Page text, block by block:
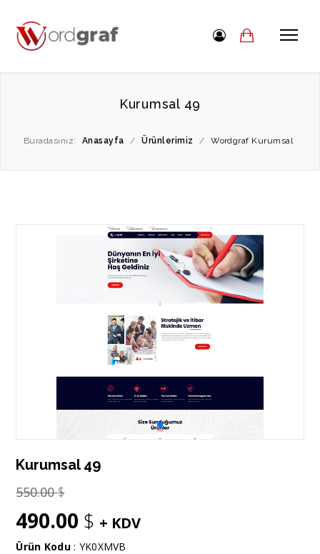
Kurumsal 49
Buradasınız: Anasayfa / Ürünlerimiz / Wordgraf Kurumsal
Kurumsal 49
550.00$
490.00 $ + KDV
Ürün Kodu: YK0XMVB